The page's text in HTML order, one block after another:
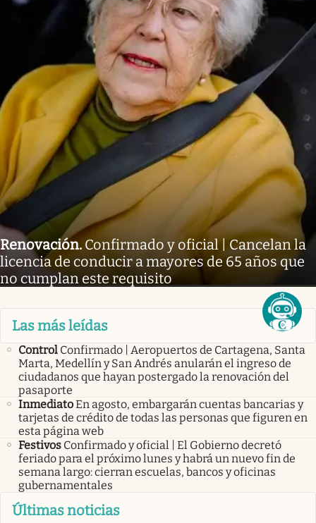
Renovación. Confirmado y oficial | Cancelan la
licencia de conducir a mayores de 65 años que
no cumplan este requisito
Las más leídas
Control Confirmado | Aeropuertos de Cartagena, Santa
Marta, Medellín y San Andrés anularán el ingreso de
ciudadanos que hayan postergado la renovación del
pasaporte
InmediatoEn agosto, embargarán cuentas bancarias y
tarjetas de crédito de todas las personas que figuren en
esta página web
Festivos Confirmado y oficial | El Gobierno decretó
feriado para el próximo lunes y habrá un nuevo fin de
semana largo: cierran escuelas, bancos y oficinas
gubernamentales
Últimas noticias